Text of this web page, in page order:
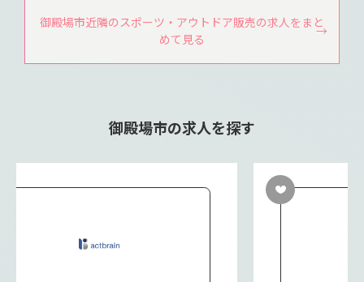
御殿場市近隣のスポーツ・アウトドア販売の求人をまと
めて見る
御殿場市の求人を探す